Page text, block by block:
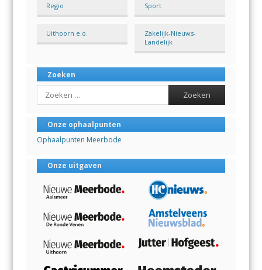
Regio Sport
Uithoorn e.o.
Zakelijk-Nieuws-
Landelijk
Zoeken
Search
Onze ophaalpunten
Ophaalpunten Meerbode
Onze uitgaven